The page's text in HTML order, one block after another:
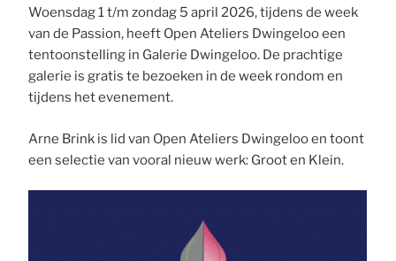
Woensdag 1 t/m zondag 5 april 2026, tijdens de week
van de Passion, heeft Open Ateliers Dwingeloo een
tentoonstelling in Galerie Dwingeloo. De prachtige
galerie is gratis te bezoeken in de week rondom en
tijdens het evenement.
Arne Brink is lid van Open Ateliers Dwingeloo en toont
een selectie van vooral nieuw werk: Groot en Klein.